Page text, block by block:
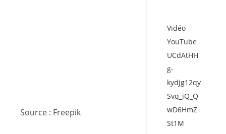
Source : Freepik
Vidéo
YouTube
UCdAtHH
g-
kydjg12qy
Svq_iQ_Q
wD6HmZ
St1M